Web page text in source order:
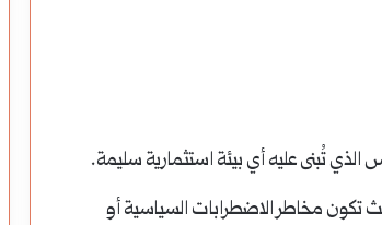
الذي تُبنى عليه أي بيئة استثمارية سليمة.
تكون مخاطر الاضطرابات السياسية أو
الاستثمار
تحسبه بدقة؟